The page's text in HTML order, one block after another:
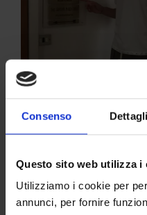
Consenso Dettagli
Questo sito web utilizza i
Utilizziamo i cookie per
annunci, per fornire
Inglese e